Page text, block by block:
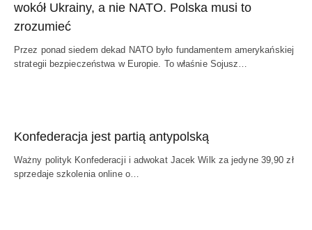
wokół Ukrainy, a nie NATO. Polska musi to
zrozumieć
Przez ponad siedem dekad NATO było fundamentem amerykańskiej
strategii bezpieczeństwa w Europie. To właśnie Sojusz…
Konfederacja jest partią antypolską
Ważny polityk Konfederacji i adwokat Jacek Wilk za jedyne 39,90 zł
sprzedaje szkolenia online o…